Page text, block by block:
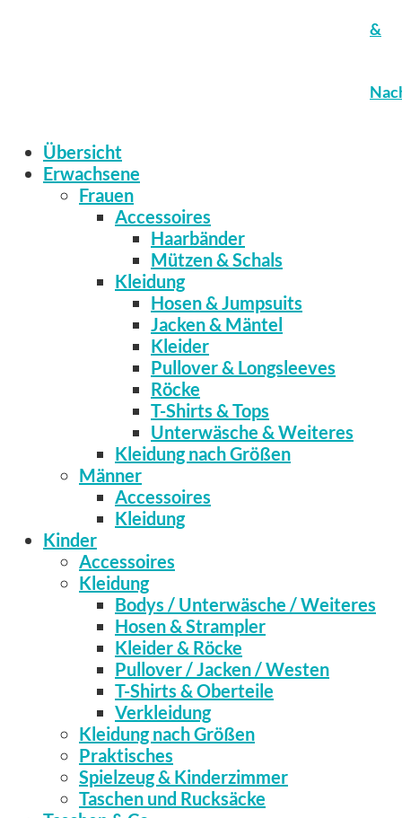
&
Übersicht
Erwachsene
Frauen
Accessoires
Haarbänder
Mützen & Schals
Kleidung
Hosen & Jumpsuits
Jacken & Mäntel
Kleider
Pullover & Longsleeves
Röcke
T-Shirts & Tops
Unterwäsche & Weiteres
Kleidung nach Größen
Männer
Accessoires
Kleidung
Kinder
Accessoires
Kleidung
Bodys / Unterwäsche / Weiteres
Hosen & Strampler
Kleider & Röcke
Pullover / Jacken / Westen
T-Shirts & Oberteile
Verkleidung
Kleidung nach Größen
Praktisches
Spielzeug & Kinderzimmer
Taschen und Rucksäcke